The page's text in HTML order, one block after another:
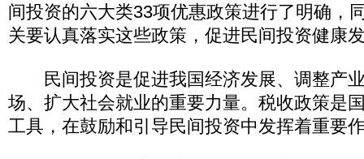
间投资的六大类33项优惠政策进行了明确，
关要认真落实这些政策，促进民间投资健康
民间投资是促进我国经济发展、调整产
场、扩大社会就业的重要力量。税收政策是
工具，在鼓励和引导民间投资中发挥着重要